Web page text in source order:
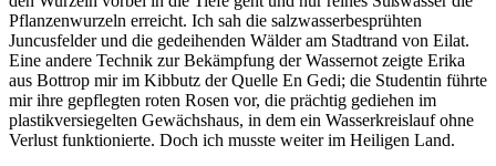
Pflanzenwurzeln erreicht. Ich sah die salzwasserbesprühten
Juncusfelder und die gedeihenden Wälder am Stadtrand von Eilat.
Eine andere Technik zur Bekämpfung der Wassernot zeigte Erika
aus Bottrop mir im Kibbutz der Quelle En Gedi; die Studentin führte
mir ihre gepflegten roten Rosen vor, die prächtig gediehen im
plastikversiegelten Gewächshaus, in dem ein Wasserkreislauf ohne
Verlust funktionierte. Doch ich musste weiter im Heiligen Land.